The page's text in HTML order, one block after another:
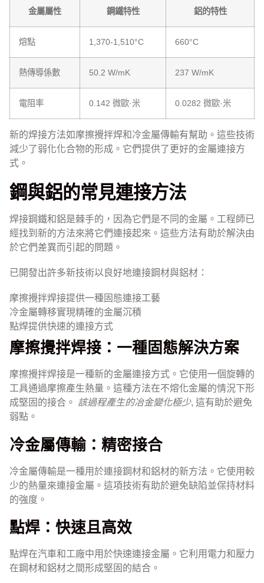
金屬屬性 鋼鐵特性 鋁的特性
熔點 1,370-1,510°C 660°C
熱傳導係數 50.2 W/mK 237 W/mK
電阻率 0.142 微歐·米 0.0282 微歐·米
新的焊接方法如摩擦攪拌焊和冷金屬傳輸有幫助。這些技術
減少了弱化化合物的形成。它們提供了更好的金屬連接方
式。
鋼與鋁的常見連接方法
焊接鋼鐵和鋁是棘手的，因為它們是不同的金屬。工程師已
經找到新的方法來將它們連接起來。這些方法有助於解決由
於它們差異而引起的問題。
已開發出許多新技術以良好地連接鋼材與鋁材：
摩擦攪拌焊接提供一種固態連接工藝
冷金屬轉移實現精確的金屬沉積
點焊提供快速的連接方式
摩擦攪拌焊接：一種固態解決方案
摩擦攪拌焊接是一種新的金屬連接方式。它使用一個旋轉的
工具通過摩擦產生熱量。這種方法在不熔化金屬的情況下形
成堅固的接合。 該過程產生的冶金變化極少, 這有助於避免
弱點。
冷金屬傳輸：精密接合
冷金屬傳輸是一種用於連接鋼材和鋁材的新方法。它使用較
少的熱量來連接金屬。這項技術有助於避免缺陷並保持材料
的強度。
點焊：快速且高效
點焊在汽車和工廠中用於快速連接金屬。它利用電力和壓力
在鋼材和鋁材之間形成堅固的結合。